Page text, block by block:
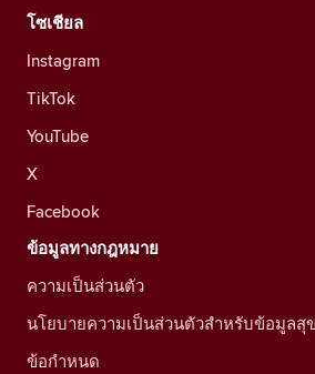
โซเชียล
Instagram
TikTok
YouTube
X
Facebook
ข้อมูลทางกฎหมาย
ความเป็นส่วนตัว
นโยบายความเป็นส่วนตัวสำหรับข้อมูลสุ
ข้อกำหนด